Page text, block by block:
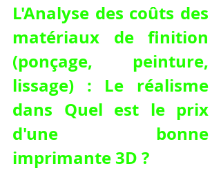
L'Analyse des coûts des
matériaux de finition
(ponçage, peinture,
lissage) : Le réalisme
dans Quel est le prix
d'une bonne
imprimante 3D ?